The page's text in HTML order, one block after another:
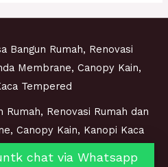
Bangun Rumah, Renovasi
Membrane, Canopy Kain,
Tempered
Rumah, Renovasi Rumah dan
Canopy Kain, Kanopi Kaca
chat via Whatsapp